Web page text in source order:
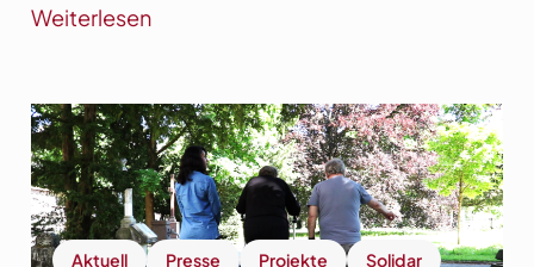
Weiterlesen:
n
d
e
r
e
i
Aktuell Presse Projekte
Solidar